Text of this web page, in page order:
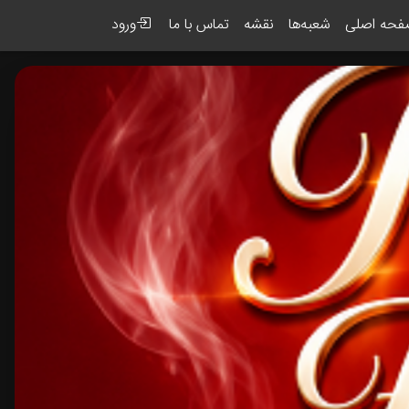
اصلی شعبه‌ها نقشه تماس با ما ورود